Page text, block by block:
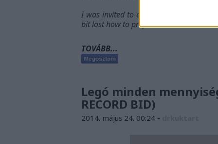
I was invited to a wedding which was
bit lost how to prepare. Follow me and
TOVÁBB...
Legó minden
RECORD BID)
2014. május 24. 00:24 -